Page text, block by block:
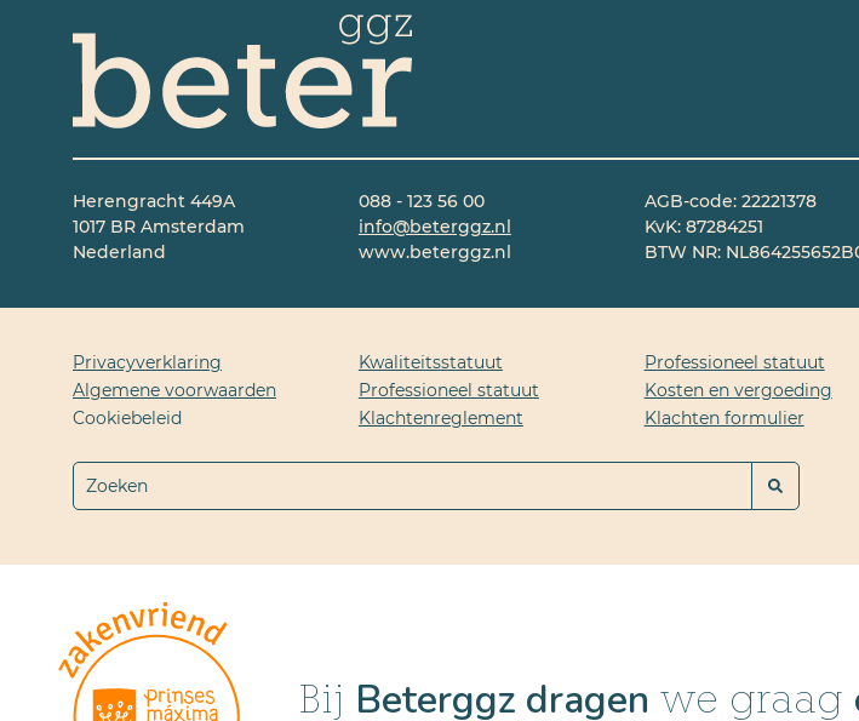
Herengracht 449A
1017 BR Amsterdam
Nederland
088 - 123 56 00
info@beterggz.nl
www.beterggz.nl
AGB-code: 22221378
KvK: 87284251
BTW NR:
Privacyverklaring
Algemene voorwaarden
Cookiebeleid
Kwaliteitsstatuut
Professioneel statuut
Klachtenreglement
Professioneel statuut
Kosten en vergoeding
Klachten formulier
Bij Beterggz dragen we graag